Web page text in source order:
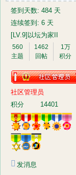
签到天数: 484 天
连续签到: 6 天
[LV.9]以坛为家II
560
主题
1462
回帖
1万
积分
社区管理员
积分
14401
发消息